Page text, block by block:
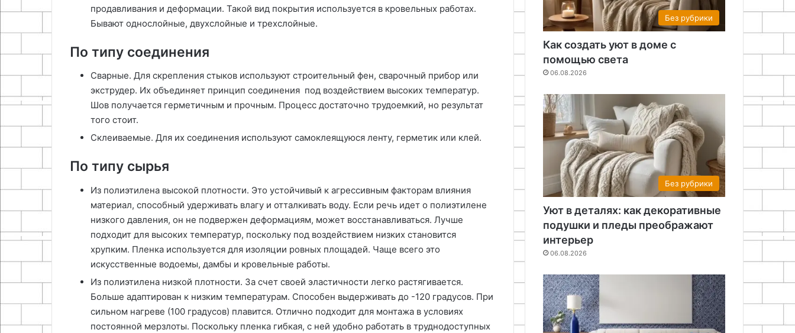
продавливания и деформации. Такой вид покрытия используется в кровельных работах.
Бывают однослойные, двухслойные и трехслойные.
По типу соединения
Сварные. Для скрепления стыков используют строительный фен, сварочный прибор или
экструдер. Их объединяет принцип соединения под воздействием высоких температур.
Шов получается герметичным и прочным. Процесс достаточно трудоемкий, но результат
того стоит.
Склеиваемые. Для их соединения используют самоклеящуюся ленту, герметик или клей.
По типу сырья
Из полиэтилена высокой плотности. Это устойчивый к агрессивным факторам влияния
материал, способный удерживать влагу и отталкивать воду. Если речь идет о полиэтилене
низкого давления, он не подвержен деформациям, может восстанавливаться. Лучше
подходит для высоких температур, поскольку под воздействием низких становится
хрупким. Пленка используется для изоляции ровных площадей. Чаще всего это
искусственные водоемы, дамбы и кровельные работы.
Из полиэтилена низкой плотности. За счет своей эластичности легко растягивается.
Больше адаптирован к низким температурам. Способен выдерживать до -120 градусов. При
сильном нагреве (100 градусов) плавится. Отлично подходит для монтажа в условиях
постоянной мерзлоты. Поскольку пленка гибкая, с ней удобно работать в труднодоступных
Без рубрики
Как создать уют в доме с
помощью света
06.08.2026
Без рубрики
Уют в деталях: как декоративные
подушки и пледы преображают
интерьер
06.08.2026